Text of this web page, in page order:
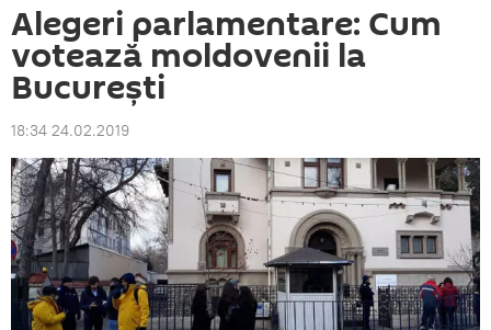
Alegeri parlamentare: Cum
votează moldovenii la
București
18:34 24.02.2019